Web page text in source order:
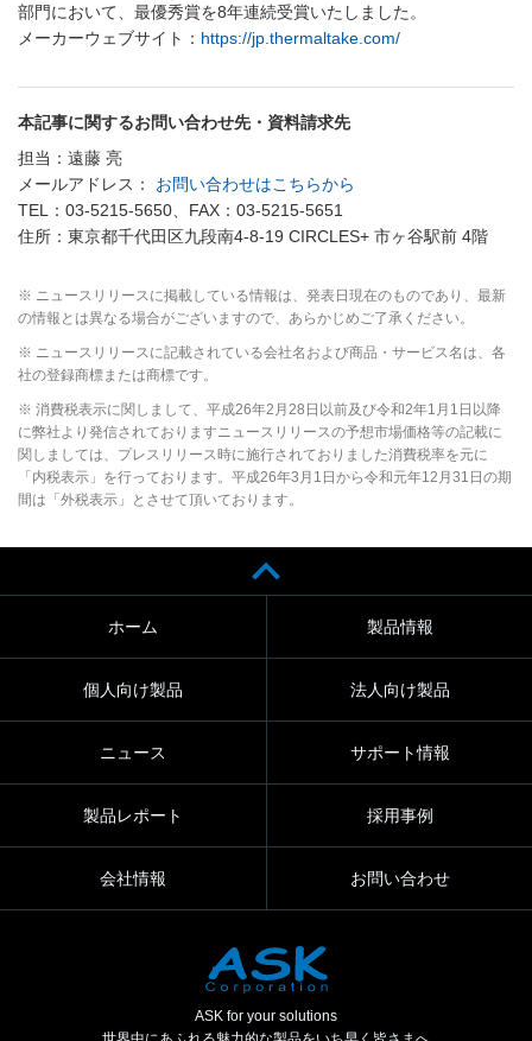
部門において、最優秀賞を8年連続受賞いたしました。
メーカーウェブサイト： https://jp.thermaltake.com/
本記事に関するお問い合わせ先・資料請求先
担当：遠藤 亮
メールアドレス： お問い合わせはこちらから
TEL：03-5215-5650、FAX：03-5215-5651
住所：東京都千代田区九段南4-8-19 CIRCLES+ 市ヶ谷駅前 4階
※ ニュースリリースに掲載している情報は、発表日現在のものであり、最新
の情報とは異なる場合がございますので、あらかじめご了承ください。
※ ニュースリリースに記載されている会社名および商品・サービス名は、各
社の登録商標または商標です。
※ 消費税表示に関しまして、平成26年2月28日以前及び令和2年1月1日以降
に弊社より発信されておりますニュースリリースの予想市場価格等の記載に
関しましては、プレスリリース時に施行されておりました消費税率を元に
「内税表示」を行っております。平成26年3月1日から令和元年12月31日の期
間は「外税表示」とさせて頂いております。
ホーム 製品情報
個人向け製品 法人向け製品
ニュース サポート情報
製品レポート 採用事例
会社情報 お問い合わせ
ASK for your solutions